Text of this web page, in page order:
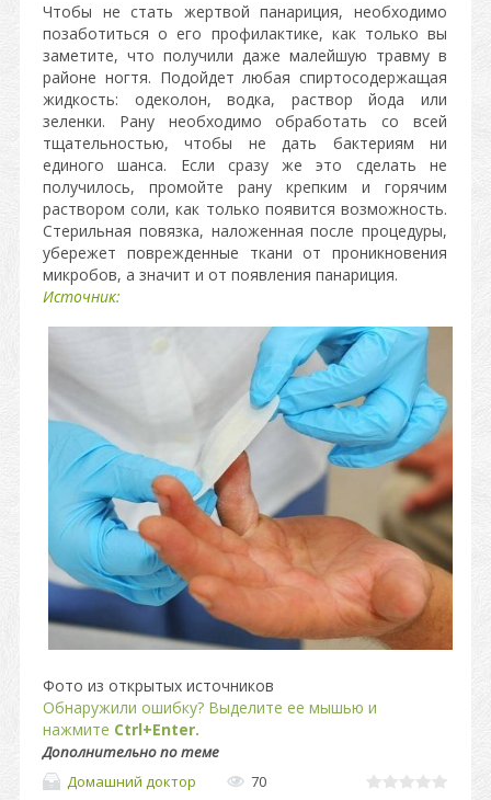
Чтобы не стать жертвой панариция, необходимо
позаботиться о его профилактике, как только вы
заметите, что получили даже малейшую травму в
районе ногтя. Подойдет любая спиртосодержащая
жидкость: одеколон, водка, раствор йода или
зеленки. Рану необходимо обработать со всей
тщательностью, чтобы не дать бактериям ни
единого шанса. Если сразу же это сделать не
получилось, промойте рану крепким и горячим
раствором соли, как только появится возможность.
Стерильная повязка, наложенная после процедуры,
убережет поврежденные ткани от проникновения
микробов, а значит и от появления панариция.
Источник:
Фото из открытых источников
Обнаружили ошибку? Выделите ее мышью и
нажмите Ctrl+Enter.
Дополнительно по теме
Домашний доктор
70